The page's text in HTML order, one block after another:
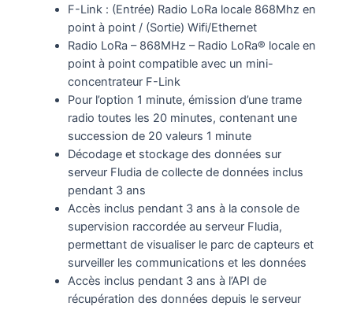
F-Link : (Entrée) Radio LoRa locale 868Mhz en
point à point / (Sortie) Wifi/Ethernet
Radio LoRa – 868MHz – Radio LoRa® locale en
point à point compatible avec un mini-
concentrateur F-Link
Pour l’option 1 minute, émission d’une trame
radio toutes les 20 minutes, contenant une
succession de 20 valeurs 1 minute
Décodage et stockage des données sur
serveur Fludia de collecte de données inclus
pendant 3 ans
Accès inclus pendant 3 ans à la console de
supervision raccordée au serveur Fludia,
permettant de visualiser le parc de capteurs et
surveiller les communications et les données
Accès inclus pendant 3 ans à l’API de
récupération des données depuis le serveur